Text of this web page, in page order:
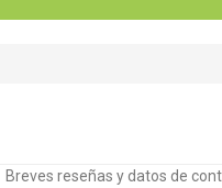
Breves reseñas y datos de